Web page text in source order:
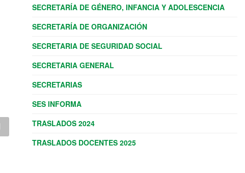
SECRETARÍA DE GÉNERO, INFANCIA Y ADOLESCENCIA
SECRETARÍA DE ORGANIZACIÓN
SECRETARIA DE SEGURIDAD SOCIAL
SECRETARIA GENERAL
SECRETARIAS
SES INFORMA
TRASLADOS 2024
TRASLADOS DOCENTES 2025